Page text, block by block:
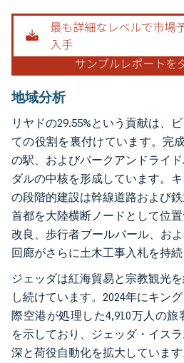
地域分析
リヤドの29.55%という貢献は、
ての役割を裏付けています。完
の駅、およびパークアンドライ
ダルの中核を形成しています。
の段階的建設は幹線道路および鉄
首都を大陸横断ノードとして位
改良、歩行者ブールバール、およ
回廊がさらに土木工事入札を持続
ジェッダは紅海貿易と宗教観光
し続けています。2024年にキン
際空港が処理した4,910万人の
を示しており、ジェッダ・イス
深と荷役自動化を拡大していま